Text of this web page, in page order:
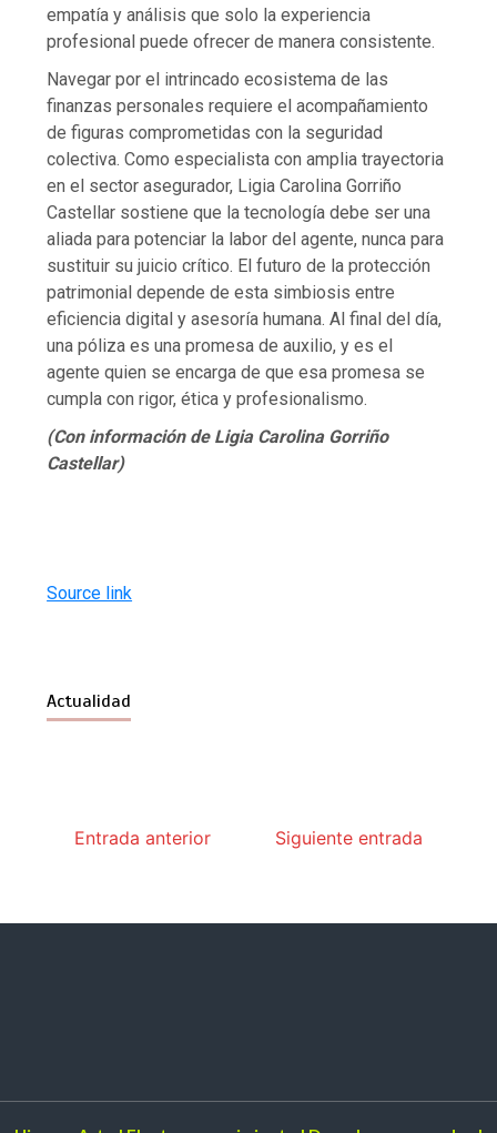
empatía y análisis que solo la experiencia
profesional puede ofrecer de manera consistente.
Navegar por el intrincado ecosistema de las
finanzas personales requiere el acompañamiento
de figuras comprometidas con la seguridad
colectiva. Como especialista con amplia trayectoria
en el sector asegurador, Ligia Carolina Gorriño
Castellar sostiene que la tecnología debe ser una
aliada para potenciar la labor del agente, nunca para
sustituir su juicio crítico. El futuro de la protección
patrimonial depende de esta simbiosis entre
eficiencia digital y asesoría humana. Al final del día,
una póliza es una promesa de auxilio, y es el
agente quien se encarga de que esa promesa se
cumpla con rigor, ética y profesionalismo.
(Con información de Ligia Carolina Gorriño
Castellar)
Source link
Actualidad
Entrada anterior Siguiente entrada